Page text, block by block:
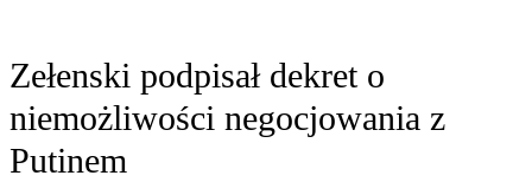
Zełenski podpisał dekret o
niemożliwości negocjowania z
Putinem